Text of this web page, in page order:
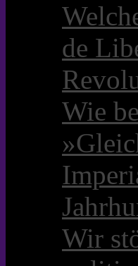
de
Wie
Wir